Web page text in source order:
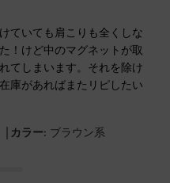
ていても肩こりも全くしな
！けど中のマグネットが取
てしまいます。それを除け
庫があればまたリピしたい
| カラー: ブラウン系